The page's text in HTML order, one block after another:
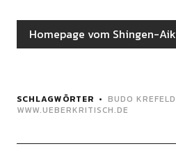
Homepage vom Shingen-
SCHLAGWÖRTER BUDO KREFELD
WWW.UEBERKRITISCH.DE